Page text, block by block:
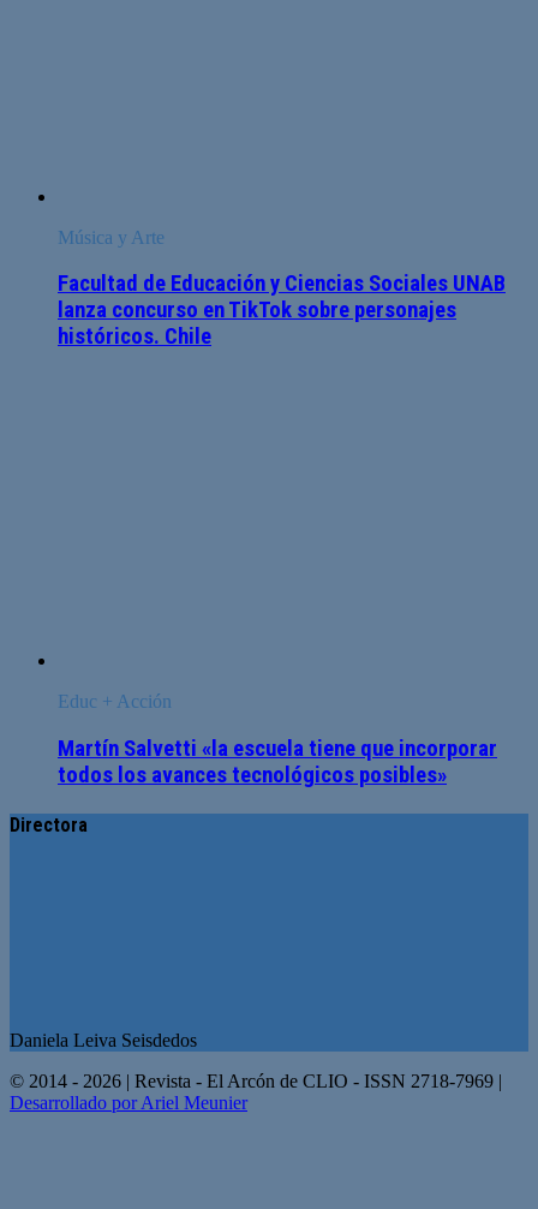
Música y Arte
Facultad de Educación y Ciencias Sociales UNAB
lanza concurso en TikTok sobre personajes
históricos. Chile
Educ + Acción
Martín Salvetti «la escuela tiene que incorporar
todos los avances tecnológicos posibles»
Directora
Daniela Leiva Seisdedos
© 2014 - 2026 | Revista - El Arcón de CLIO - ISSN 2718-7969 |
Desarrollado por Ariel Meunier